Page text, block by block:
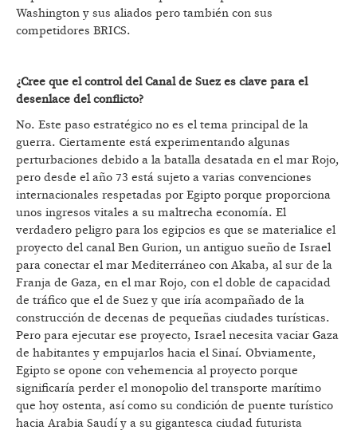
Washington y sus aliados pero también con sus
competidores BRICS.
¿Cree que el control del Canal de Suez es clave para el
desenlace del conflicto?
No. Este paso estratégico no es el tema principal de la
guerra. Ciertamente está experimentando algunas
perturbaciones debido a la batalla desatada en el mar Rojo,
pero desde el año 73 está sujeto a varias convenciones
internacionales respetadas por Egipto porque proporciona
unos ingresos vitales a su maltrecha economía. El
verdadero peligro para los egipcios es que se materialice el
proyecto del canal Ben Gurion, un antiguo sueño de Israel
para conectar el mar Mediterráneo con Akaba, al sur de la
Franja de Gaza, en el mar Rojo, con el doble de capacidad
de tráfico que el de Suez y que iría acompañado de la
construcción de decenas de pequeñas ciudades turísticas.
Pero para ejecutar ese proyecto, Israel necesita vaciar Gaza
de habitantes y empujarlos hacia el Sinaí. Obviamente,
Egipto se opone con vehemencia al proyecto porque
significaría perder el monopolio del transporte marítimo
que hoy ostenta, así como su condición de puente turístico
hacia Arabia Saudí y a su gigantesca ciudad futurista